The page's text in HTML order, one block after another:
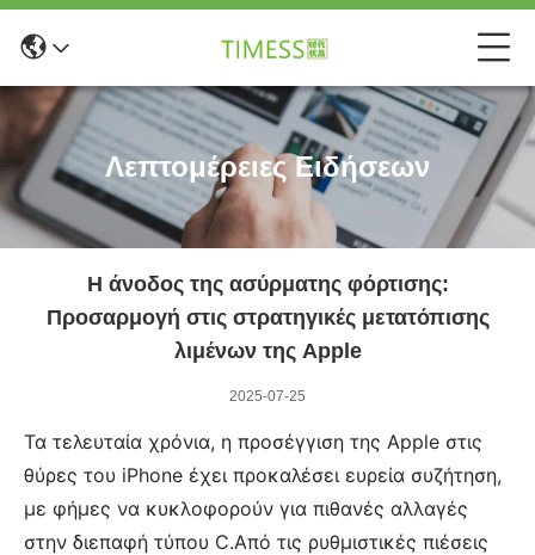
Λεπτομέρειες Ειδήσεων
Η άνοδος της ασύρματης φόρτισης:
Προσαρμογή στις στρατηγικές μετατόπισης
λιμένων της Apple
2025-07-25
Τα τελευταία χρόνια, η προσέγγιση της Apple στις
θύρες του iPhone έχει προκαλέσει ευρεία συζήτηση,
με φήμες να κυκλοφορούν για πιθανές αλλαγές
στην διεπαφή τύπου C.Από τις ρυθμιστικές πιέσεις